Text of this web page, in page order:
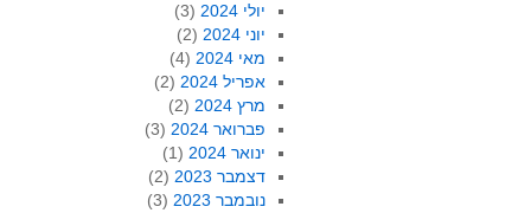
יולי 2024
(3)
יוני 2024
(2)
מאי 2024
(4)
אפריל 2024
(2)
מרץ 2024
(2)
פברואר 2024
(3)
ינואר 2024
(1)
דצמבר 2023
(2)
נובמבר 2023
(3)